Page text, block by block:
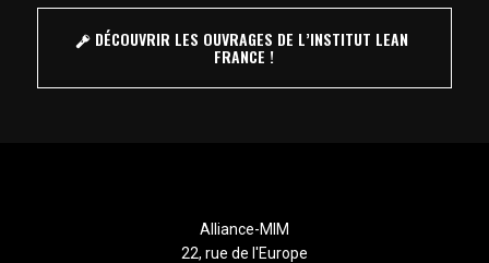
DÉCOUVRIR LES OUVRAGES DE L’INSTITUT LEAN
FRANCE !
Alliance-MIM
22, rue de l'Europe